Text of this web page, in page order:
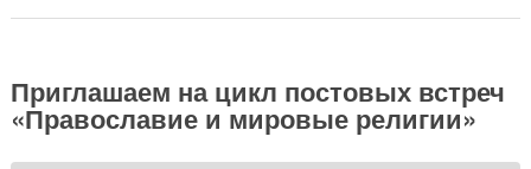
Приглашаем на цикл постовых встреч
«Православие и мировые религии»